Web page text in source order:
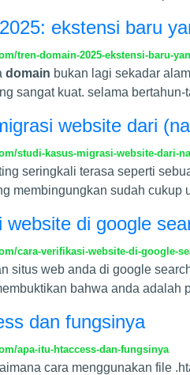
2025: ekstensi baru
tren-domain-2025-ekstensi-baru-
domain bukan lagi sekadar
sangat kuat. selama
website dari
studi-kasus-migrasi-website-dari-
seringkali terasa seperti
membingungkan sudah
website di google
cara-verifikasi-website-di-google-
situs web anda di google
bahwa anda adalah
dan fungsinya
apa-itu-htaccess-dan-fungsinya
cara menggunakan file